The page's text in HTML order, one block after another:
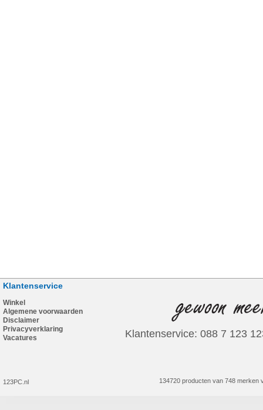
Klantenservice
Winkel
Algemene voorwaarden
Disclaimer
Privacyverklaring
Vacatures
123PC.nl
Klantenservice: 088 7 123
134720 producten van 748 merken